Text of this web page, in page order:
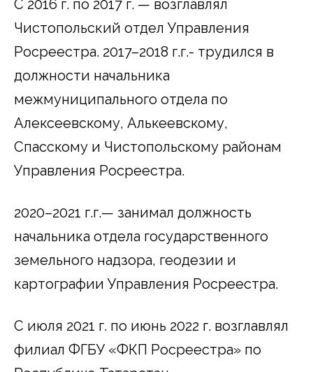
С 2016 г. по 2017 г. — возглавлял
Чистопольский отдел Управления
Росреестра. 2017–2018 г.г.- трудился в
должности начальника
межмуниципального отдела по
Алексеевскому, Алькеевскому,
Спасскому и Чистопольскому районам
Управления Росреестра.
2020–2021 г.г.— занимал должность
начальника отдела государственного
земельного надзора, геодезии и
картографии Управления Росреестра.
С июля 2021 г. по июнь 2022 г. возглавлял
филиал ФГБУ «ФКП Росреестра» по